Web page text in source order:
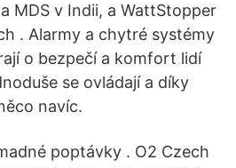
MDS v Indii, a WattStopper
. Alarmy a chytré systémy
o bezpečí a komfort lidí
se ovládají a díky
navíc.
poptávky . O2 Czech